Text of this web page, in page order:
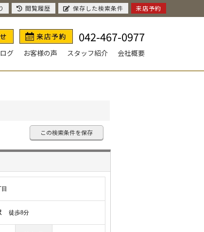
042-467-0977
グ お客様の声 スタッフ紹介 会社概要
この検索条件を保存
徒歩8分
閲覧履歴 保存した検索条件 来店予約